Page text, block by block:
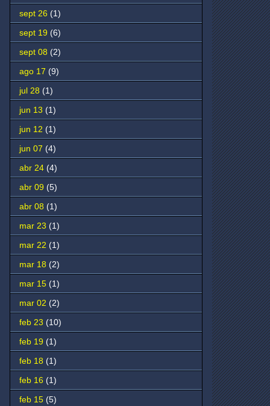
sept 26 (1)
sept 19 (6)
sept 08 (2)
ago 17 (9)
jul 28 (1)
jun 13 (1)
jun 12 (1)
jun 07 (4)
abr 24 (4)
abr 09 (5)
abr 08 (1)
mar 23 (1)
mar 22 (1)
mar 18 (2)
mar 15 (1)
mar 02 (2)
feb 23 (10)
feb 19 (1)
feb 18 (1)
feb 16 (1)
feb 15 (5)